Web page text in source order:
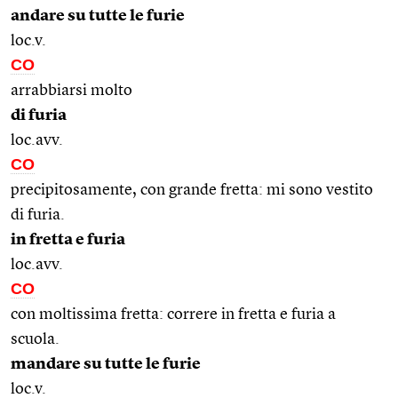
andare su tutte le furie
loc.v.
CO
arrabbiarsi molto
di furia
loc.avv.
CO
precipitosamente, con grande fretta: mi sono vestito
di furia.
in fretta e furia
loc.avv.
CO
con moltissima fretta: correre in fretta e furia a
scuola.
mandare su tutte le furie
loc.v.